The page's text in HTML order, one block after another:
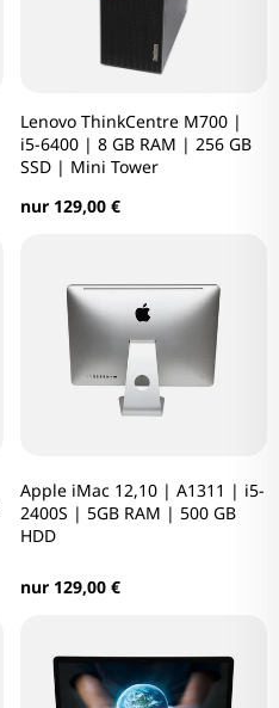
Lenovo ThinkCentre M700 |
i5-6400 | 8 GB RAM | 256 GB
SSD | Mini Tower
nur 129,00 €
Apple iMac 12,10 | A1311 | i5-
2400S | 5GB RAM | 500 GB
HDD
nur 129,00 €